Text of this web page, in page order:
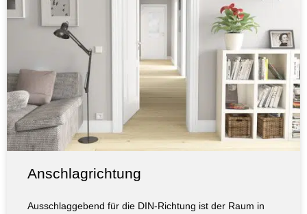
Anschlagrichtung
Ausschlaggebend für die DIN-Richtung ist der Raum in